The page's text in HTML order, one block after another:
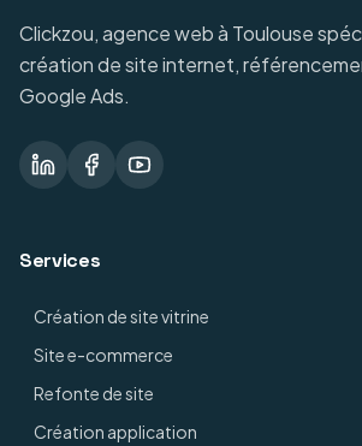
Clickzou, agence web à Toulouse
création de site internet,
Google Ads.
Services
Création de site vitrine
Site e-commerce
Refonte de site
Création application